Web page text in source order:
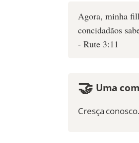
Agora, minha
concidadãos
- Rute 3:11
🤝 Uma
Cresça